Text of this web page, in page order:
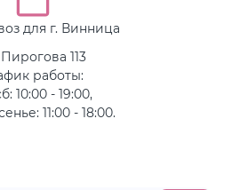
для г. Винница
113
работы:
10:00 - 19:00,
11:00 - 18:00.